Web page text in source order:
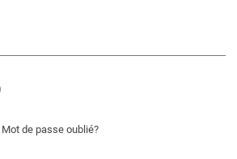
Mot de passe oublié?